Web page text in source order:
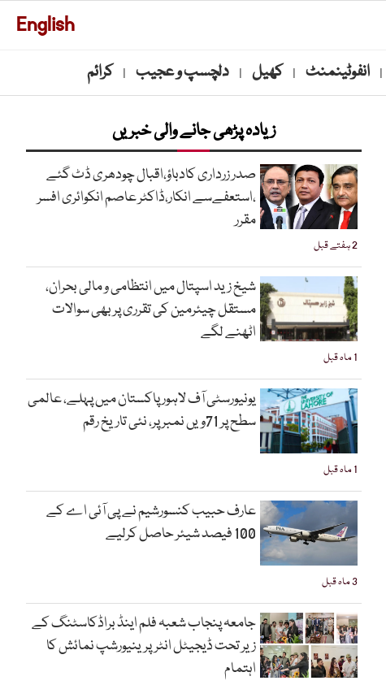
English
| انفوٹینمنٹ | کھیل | دلچسپ و عجیب | کرائم
زیادہ پڑھی جانے والی خبریں
2 ہفتے قبل
صدر زرداری کادباؤ،اقبال چودھری ڈٹ گئے
،استعفےسے انکار،ڈاکٹر عاصم انکوائری افسر
مقرر
1 ماہ قبل
شیخ زید اسپتال میں انتظامی و مالی بحران،
مستقل چیئرمین کی تقرری پر بھی سوالات
اٹھنے لگے
1 ماہ قبل
یونیورسٹی آف لاہور پاکستان میں پہلے، عالمی
سطح پر 71ویں نمبر پر، نئی تاریخ رقم
3 ماہ قبل
عارف حبیب کنسورشیم نے پی آئی اے کے
100 فیصد شیئر حاصل کرلیے
جامعہ پنجاب شعبہ فلم اینڈ براڈکاسٹنگ کے
زیر تحت ڈیجیٹل انٹرپرینیورشپ نمائش کا
اہتمام